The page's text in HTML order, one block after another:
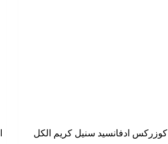
كوزركس ادفانسيد سنيل كريم الكل